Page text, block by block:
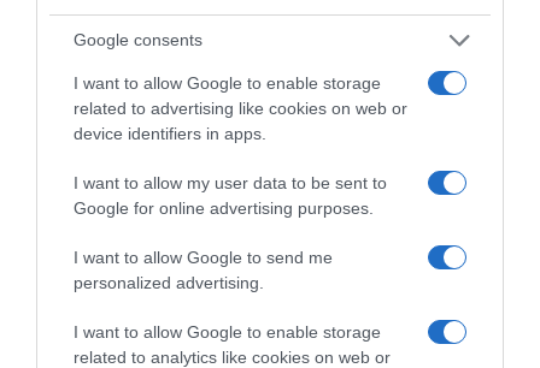
Google consents
I want to allow Google to enable storage
related to advertising like cookies on web or
device identifiers in apps.
I want to allow my user data to be sent to
Google for online advertising purposes.
I want to allow Google to send me
personalized advertising.
I want to allow Google to enable storage
related to analytics like cookies on web or
Címkék: szerelem,párkapcsolat,házasság,
boldogság,házassági évforduló
Bogdán
Korábbi bejegyzések Következő bejegyzés
HASONLÓ BEJEGYZÉSEK